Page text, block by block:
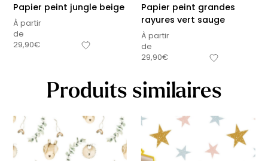
Papier peint jungle beige
À partir
de
29,90€
Papier peint grandes
rayures vert sauge
À partir
de
29,90€
Produits similaires